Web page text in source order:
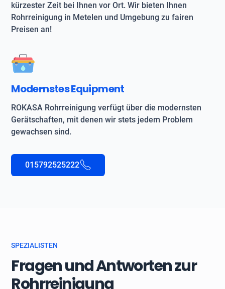
kürzester Zeit bei Ihnen vor Ort. Wir bieten Ihnen
Rohrreinigung in Metelen und Umgebung zu fairen
Preisen an!
Modernstes Equipment
ROKASA Rohrreinigung verfügt über die modernsten
Gerätschaften, mit denen wir stets jedem Problem
gewachsen sind.
015792525222
SPEZIALISTEN
Fragen und Antworten zur
Rohrreinigung